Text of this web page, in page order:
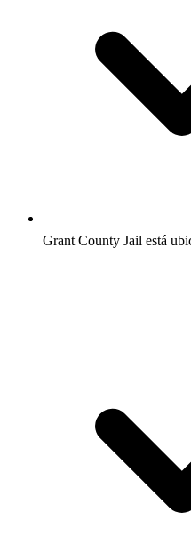
Grant County Jail está